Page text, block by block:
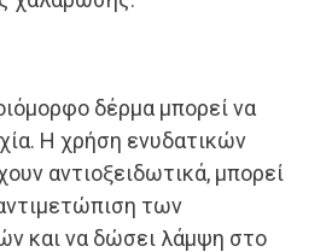
δέρμα μπορεί να
Η χρήση ενυδατικών
αντιοξειδωτικά, μπορεί
των
και να δώσει λάμψη στο